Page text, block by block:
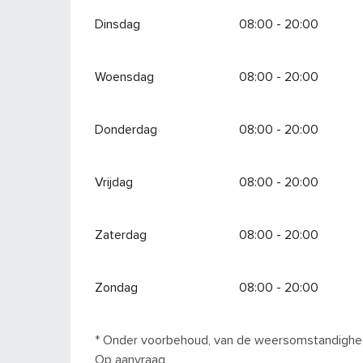
Dinsdag 08:00 - 20:00
Woensdag 08:00 - 20:00
Donderdag 08:00 - 20:00
Vrijdag 08:00 - 20:00
Zaterdag 08:00 - 20:00
Zondag 08:00 - 20:00
* Onder voorbehoud, van de
Op aanvraag